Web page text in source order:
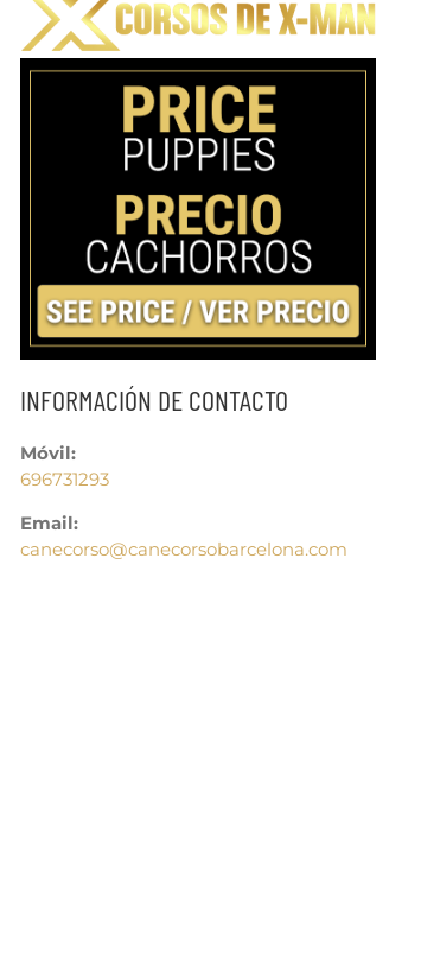
INFORMACIÓN DE CONTACTO
Móvil:
696731293
Email:
canecorso@canecorsobarcelona.com